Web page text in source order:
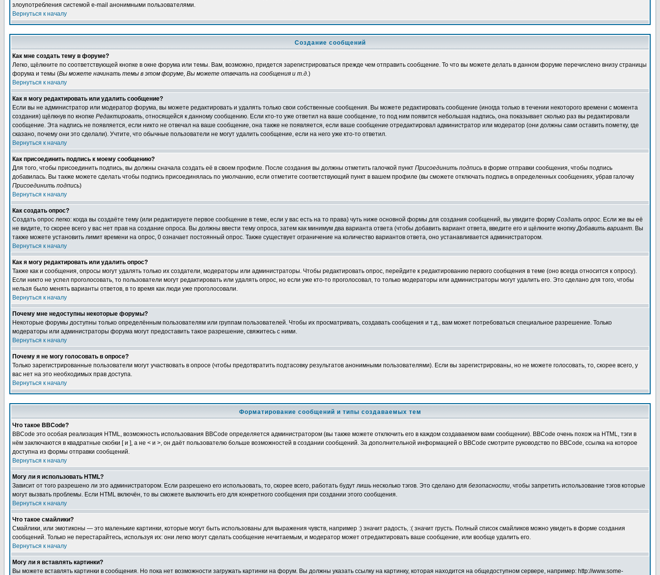
злоупотребления системой e-mail анонимными пользователями.
Вернуться к началу
Создание сообщений
Как мне создать тему в форуме?
Легко, щёлкните по соответствующей кнопке в окне форума или темы. Вам, возможно, придется зарегистрироваться прежде чем отправить сообщение. То что вы можете делать в данном форуме перечислено внизу страницы
форума и темы (Вы можете начинать темы в этом форуме, Вы можете отвечать на сообщения и т.д.)
Вернуться к началу
Как я могу редактировать или удалить сообщение?
Если вы не администратор или модератор форума, вы можете редактировать и удалять только свои собственные сообщения. Вы можете редактировать сообщение (иногда только в течении некоторого времени с момента
создания) щёлкнув по кнопке Редактировать, относящейся к данному сообщению. Если кто-то уже ответил на ваше сообщение, то под ним появится небольшая надпись, она показывает сколько раз вы редактировали
сообщение. Эта надпись не появляется, если никто не отвечал на ваше сообщение, она также не появляется, если ваше сообщение отредактировал администратор или модератор (они должны сами оставить пометку, где
сказано, почему они это сделали). Учтите, что обычные пользователи не могут удалить сообщение, если на него уже кто-то ответил.
Вернуться к началу
Как присоединить подпись к моему сообщению?
Для того, чтобы присоединить подпись, вы должны сначала создать её в своем профиле. После создания вы должны отметить галочкой пункт Присоединить подпись в форме отправки сообщения, чтобы подпись
добавилась. Вы также можете сделать чтобы подпись присоединялась по умолчанию, если отметите соответствующий пункт в вашем профиле (вы сможете отключать подпись в определенных сообщениях, убрав галочку
Присоединить подпись)
Вернуться к началу
Как создать опрос?
Создать опрос легко: когда вы создаёте тему (или редактируете первое сообщение в теме, если у вас есть на то права) чуть ниже основной формы для создания сообщений, вы увидите форму Создать опрос. Если же вы её
не видите, то скорее всего у вас нет прав на создание опроса. Вы должны ввести тему опроса, затем как минимум два варианта ответа (чтобы добавить вариант ответа, введите его и щёлкните кнопкуДобавить вариант. Вы
также можете установить лимит времени на опрос, 0 означает постоянный опрос. Также существует ограничение на количество вариантов ответа, оно устанавливается администратором.
Вернуться к началу
Как я могу редактировать или удалить опрос?
Также как и сообщения, опросы могут удалять только их создатели, модераторы или администраторы. Чтобы редактировать опрос, перейдите к редактированию первого сообщения в теме (оно всегда относится к опросу).
Если никто не успел проголосовать, то пользователи могут редактировать или удалять опрос, но если уже кто-то проголосовал, то только модераторы или администраторы могут удалить его. Это сделано для того, чтобы
нельзя было менять варианты ответов, в то время как люди уже проголосовали.
Вернуться к началу
Почему мне недоступны некоторые форумы?
Некоторые форумы доступны только определённым пользователям или группам пользователей. Чтобы их просматривать, создавать сообщения и т.д., вам может потребоваться специальное разрешение. Только
модераторы или администраторы форума могут предоставить такое разрешение, свяжитесь с ними.
Вернуться к началу
Почему я не могу голосовать в опросе?
Только зарегистрированные пользователи могут участвовать в опросе (чтобы предотвратить подтасовку результатов анонимными пользователями). Если вы зарегистрированы, но не можете голосовать, то, скорее всего, у
вас нет на это необходимых прав доступа.
Вернуться к началу
Форматирование сообщений и типы создаваемых тем
Что такое BBCode?
BBCode это особая реализация HTML, возможность использования BBCode определяется администратором (вы также можете отключить его в каждом создаваемом вами сообщении). BBCode очень похож на HTML, тэги в
нём заключаются в квадратные скобки [ и ], а не < и >, он даёт пользователю больше возможностей в создании сообщений. За дополнительной информацией о BBCode смотрите руководство по BBCode, ссылка на которое
доступна из формы отправки сообщений.
Вернуться к началу
Могу ли я использовать HTML?
Зависит от того разрешено ли это администратором. Если разрешено его использовать, то, скорее всего, работать будут лишь несколько тэгов. Это сделано для безопасности, чтобы запретить использование тэгов которые
могут вызвать проблемы. Если HTML включён, то вы сможете выключить его для конкретного сообщения при создании этого сообщения.
Вернуться к началу
Что такое смайлики?
Смайлики, или эмотиконы — это маленькие картинки, которые могут быть использованы для выражения чувств, например :) значит радость, :( значит грусть. Полный список смайликов можно увидеть в форме создания
сообщений. Только не перестарайтесь, используя их: они легко могут сделать сообщение нечитаемым, и модератор может отредактировать ваше сообщение, или вообще удалить его.
Вернуться к началу
Могу ли я вставлять картинки?
Вы можете вставлять картинки в сообщения. Но пока нет возможности загружать картинки на форум. Вы должны указать ссылку на картинку, которая находится на общедоступном сервере, например: http://www.some-